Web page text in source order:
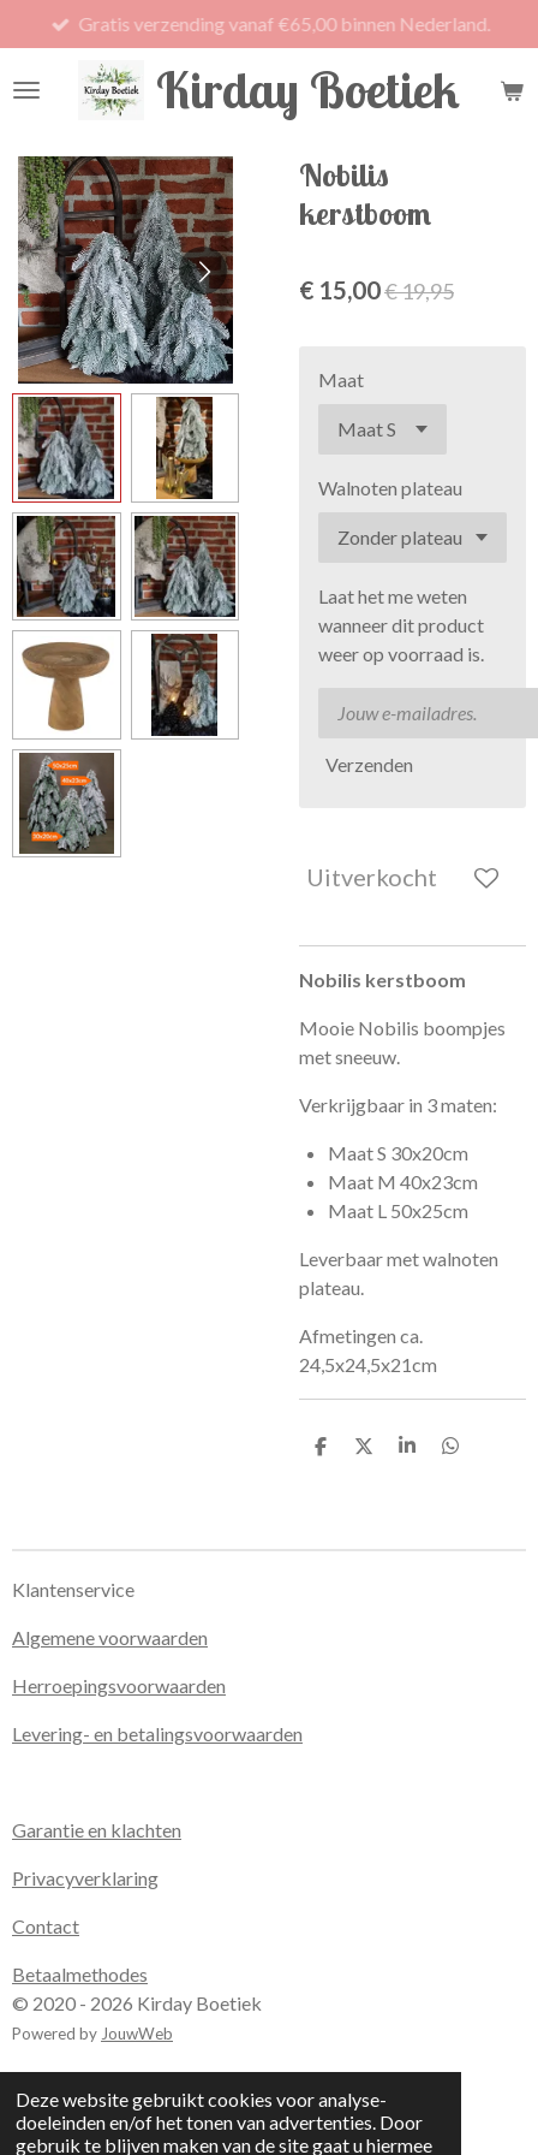
Deze website gebruikt cookies voor analyse-
doeleinden en/of het tonen van advertenties. Door
gebruik te blijven maken van de site gaat u hiermee
direct
naar
Kirday Boetiek
Gratis verzending vanaf €65,00 binnen Nederland.
Nobilis
kerstboom
€ 15,00€ 19,95
Maat
Walnoten plateau
Laat het me weten
wanneer dit product
weer op voorraad is.
Verzenden
Uitverkocht
Nobilis kerstboom
Mooie Nobilis boompjes
met sneeuw.
Verkrijgbaar in 3 maten:
Maat S 30x20cm
Maat M 40x23cm
Maat L 50x25cm
Leverbaar met walnoten
plateau.
Afmetingen ca.
24,5x24,5x21cm
D
D
S
D
Klantenservice
Algemene voorwaarden
Herroepingsvoorwaarden
Levering- en betalingsvoorwaarden
Garantie en klachten
Privacyverklaring
Contact
Betaalmethodes
© 2020 - 2026 Kirday Boetiek
Powered by JouwWeb